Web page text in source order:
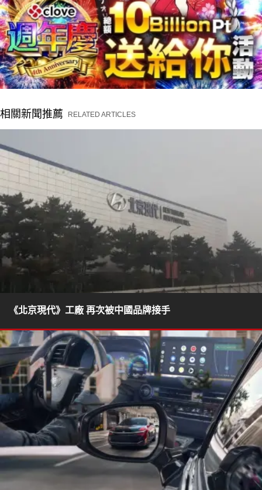
相關新聞推薦 RELATED ARTICLES
《北京現代》工廠 再次被中國品牌接手